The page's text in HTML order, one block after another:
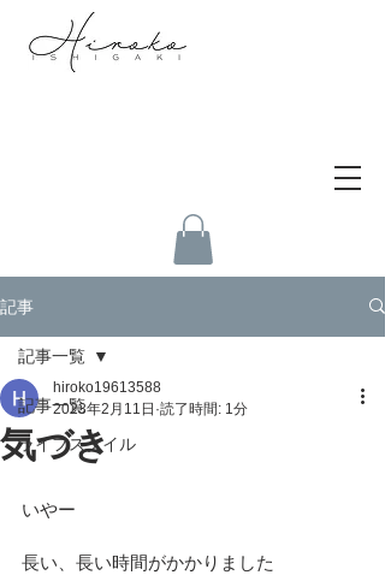
記事
記事一覧
ライフスタイル
記事一覧
気づき
hiroko19613588
2023年2月11日 読了時間: 1分
いやー
長い、長い時間がかかりました